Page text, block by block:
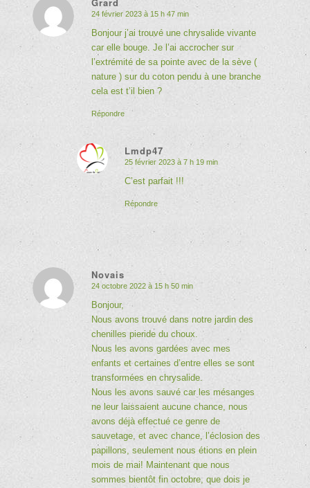
dit
:
24 février 2023 à 15 h 47 min
Bonjour j’ai trouvé une chrysalide vivante
car elle bouge. Je l’ai accrocher sur
l’extrémité de sa pointe avec de la sève (
nature ) sur du coton pendu à une branche
cela est t’il bien ?
Répondre
Lmdp47
dit
25 février 2023 à 7 h 19 min
C’est parfait !!!
Répondre
Novais
dit
:
24 octobre 2022 à 15 h 50 min
Bonjour,
Nous avons trouvé dans notre jardin des
chenilles pieride du choux.
Nous les avons gardées avec mes
enfants et certaines d’entre elles se sont
transformées en chrysalide.
Nous les avons sauvé car les mésanges
ne leur laissaient aucune chance, nous
avons déjà effectué ce genre de
sauvetage, et avec chance, l’éclosion des
papillons, seulement nous étions en plein
mois de mai! Maintenant que nous
sommes bientôt fin octobre, que dois je